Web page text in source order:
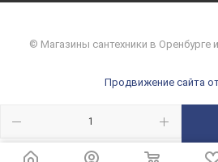
© Магазины сантехники в Оренбурге
Продвижение сайта